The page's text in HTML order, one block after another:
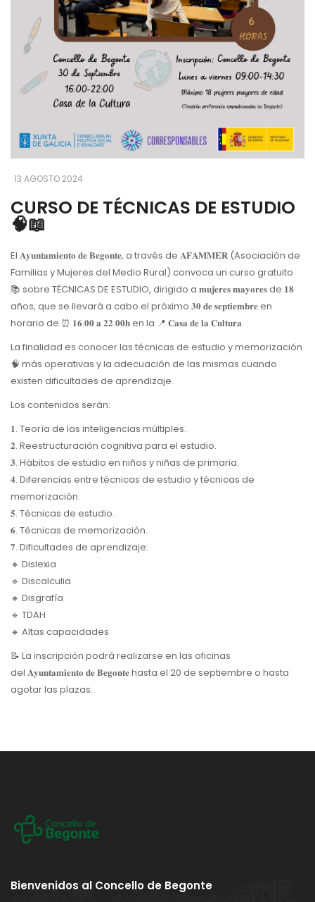
13 AGOSTO 2024
CURSO DE TÉCNICAS DE ESTUDIO
🧠📖
El 𝐀𝐲𝐮𝐧𝐭𝐚𝐦𝐢𝐞𝐧𝐭𝐨 𝐝𝐞 𝐁𝐞𝐠𝐨𝐧𝐭𝐞, a través de 𝐀𝐅𝐀𝐌𝐌𝐄𝐑 (Asociación de
Familias y Mujeres del Medio Rural) convoca un curso gratuito
📚 sobre TÉCNICAS DE ESTUDIO, dirigido a 𝐦𝐮𝐣𝐞𝐫𝐞𝐬 𝐦𝐚𝐲𝐨𝐫𝐞𝐬 de 𝟏𝟖
años, que se llevará a cabo el próximo 𝟑𝟎 𝐝𝐞 𝐬𝐞𝐩𝐭𝐢𝐞𝐦𝐛𝐫𝐞 en
horario de ⏰ 𝟏𝟔.𝟎𝟎 𝐚 𝟐𝟐.𝟎𝟎𝐡 en la 📍 𝐂𝐚𝐬𝐚 𝐝𝐞 𝐥𝐚 𝐂𝐮𝐥𝐭𝐮𝐫𝐚.
La finalidad es conocer las técnicas de estudio y memorización
🧠 más operativas y la adecuación de las mismas cuando
existen dificultades de aprendizaje.
Los contenidos serán:
𝟏. Teoría de las inteligencias múltiples.
𝟐. Reestructuración cognitiva para el estudio.
𝟑. Hábitos de estudio en niños y niñas de primaria.
𝟒. Diferencias entre técnicas de estudio y técnicas de
memorización.
𝟓. Técnicas de estudio.
𝟔. Técnicas de memorización.
𝟕. Dificultades de aprendizaje:
🔸 Dislexia
🔹 Discalculia
🔸 Disgrafía
🔹 TDAH
🔸 Altas capacidades
📝 La inscripción podrá realizarse en las oficinas
del 𝐀𝐲𝐮𝐧𝐭𝐚𝐦𝐢𝐞𝐧𝐭𝐨 𝐝𝐞 𝐁𝐞𝐠𝐨𝐧𝐭𝐞 hasta el 20 de septiembre o hasta
agotar las plazas.
Bienvenidos al Concello de Begonte